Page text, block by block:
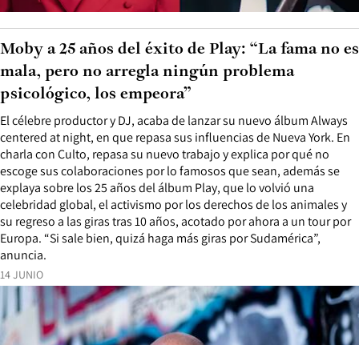
14 JUNIO
El célebre productor y DJ, acaba de lanzar su nuevo álbum Always
centered at night, en que repasa sus influencias de Nueva York. En
charla con Culto, repasa su nuevo trabajo y explica por qué no
escoge sus colaboraciones por lo famosos que sean, además se
explaya sobre los 25 años del álbum Play, que lo volvió una
celebridad global, el activismo por los derechos de los animales y
su regreso a las giras tras 10 años, acotado por ahora a un tour por
Europa. “Si sale bien, quizá haga más giras por Sudamérica”,
anuncia.
Moby a 25 años del éxito de Play: “La fama no es
mala, pero no arregla ningún problema
psicológico, los empeora”